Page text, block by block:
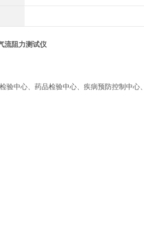
流阻力测试仪
验中心、药品检验中心、疾病预防控制中心